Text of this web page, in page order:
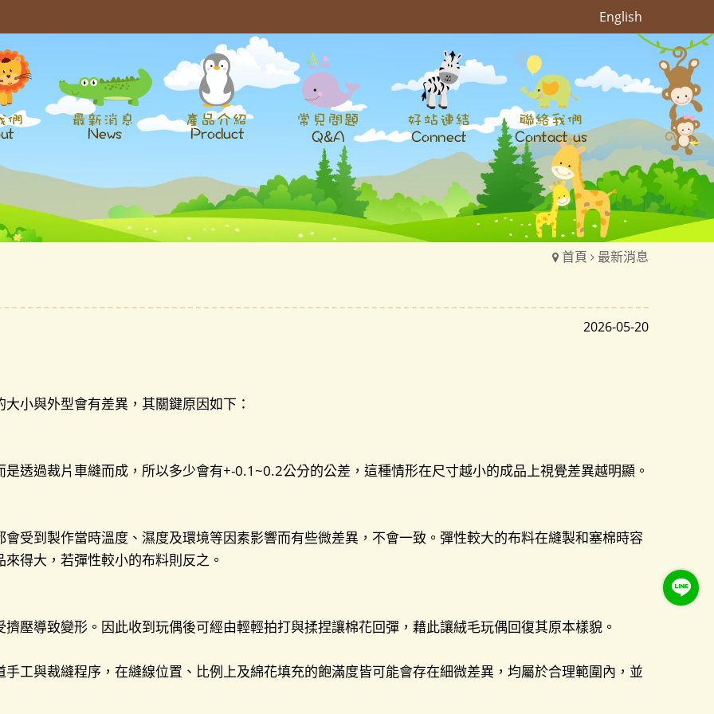
English
首頁 最新消息
2026-05-20
小與外型會有差異，其關鍵原因如下：
透過裁片車縫而成，所以多少會有+-0.1~0.2公分的公差，這種情形在尺寸越小的成品上視覺差異越明顯。
受到製作當時溫度、濕度及環境等因素影響而有些微差異，不會一致。彈性較大的布料在縫製和塞棉時容
得大，若彈性較小的布料則反之。
壓導致變形。因此收到玩偶後可經由輕輕拍打與揉捏讓棉花回彈，藉此讓絨毛玩偶回復其原本樣貌。
工與裁縫程序，在縫線位置、比例上及綿花填充的飽滿度皆可能會存在細微差異，均屬於合理範圍內，並